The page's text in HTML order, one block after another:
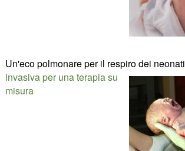
Un'eco polmonare per il respiro dei neonati
invasiva per una terapia su
misura